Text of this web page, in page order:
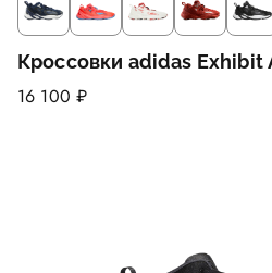
Кроссовки adidas Exhibit
16 100 ₽